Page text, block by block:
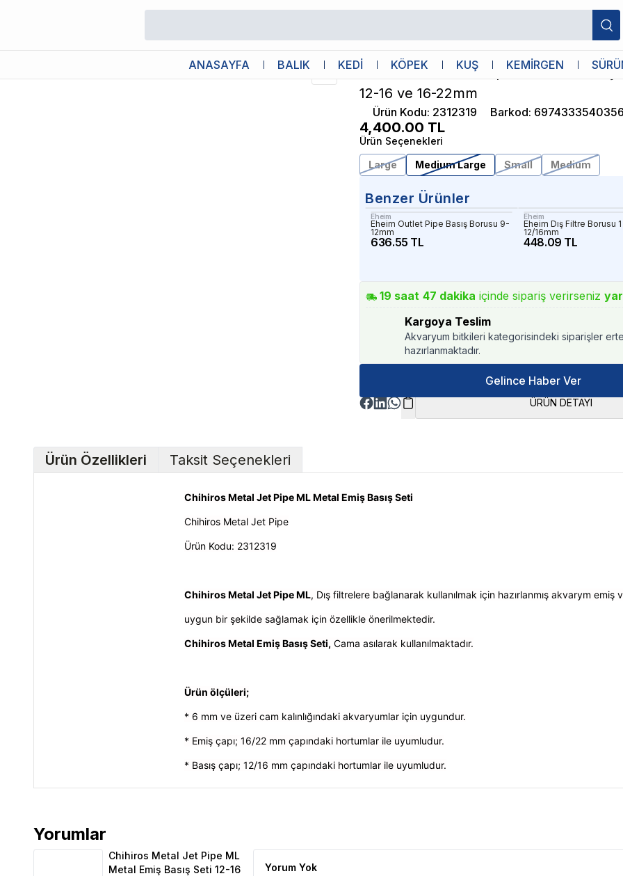
ANASAYFA BALIK KEDİ KÖPEK KUŞ KEMİRGEN
Chihiros
Chihiros Metal Jet Pipe ML Metal Emiş
12-16 ve 16-22mm
Ürün Kodu: 2312319 Barkod: 6974333540356
4,400.00 TL
Ürün Seçenekleri
Large
Medium Large Small Medium
Benzer Ürünler
Eheim
Eheim Outlet Pipe Basış Borusu 9-
12mm
636.55 TL
Eheim
Eheim Dış Filtre Borusu
12/16mm
448.09 TL
19 saat 47 dakika içinde sipariş verirseniz
Kargoya Teslim
Akvaryum bitkileri kategorisindeki siparişler
hazırlanmaktadır.
Gelince Haber Ver
ÜRÜN DETAYI
Ürün Özellikleri Taksit Seçenekleri
Chihiros Metal Jet Pipe ML Metal Emiş Basış Seti
Chihiros Metal Jet Pipe
Ürün Kodu: 2312319
Chihiros Metal Jet Pipe ML, Dış filtrelere bağlanarak kullanılmak için hazırlanmış akvarym emiş
uygun bir şekilde sağlamak için özellikle önerilmektedir.
Chihiros Metal Emiş Basış Seti, Cama asılarak kullanılmaktadır.
Ürün ölçüleri;
* 6 mm ve üzeri cam kalınlığındaki akvaryumlar için uygundur.
* Emiş çapı; 16/22 mm çapındaki hortumlar ile uyumludur.
* Basış çapı; 12/16 mm çapındaki hortumlar ile uyumludur.
Yorumlar
Chihiros Metal Jet Pipe ML Metal Emiş Basış Seti 12-16 ve 16-22mm Ürün Yorumları
Chihiros Metal Jet Pipe ML
Metal Emiş Basış Seti 12-16
Yorum Yok